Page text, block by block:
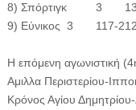
8) Σπόρτιγκ 3
9) Εύνικος 3 117-
Η επόμενη αγωνιστική
Αμιλλα Περιστερίου-
Κρόνος Αγίου